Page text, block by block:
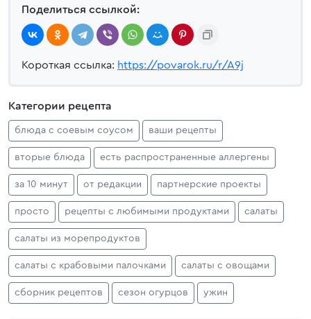
Поделиться ссылкой:
Короткая ссылка: https://povarok.ru/r/A9j
Категории рецепта
блюда с соевым соусом ваши рецепты
вторые блюда есть распространенные аллергены
за 10 минут от редакции партнерские проекты
просто рецепты с любимыми продуктами салаты
салаты из морепродуктов
салаты с крабовыми палочками салаты с овощами
сборник рецептов сезон огурцов ужин